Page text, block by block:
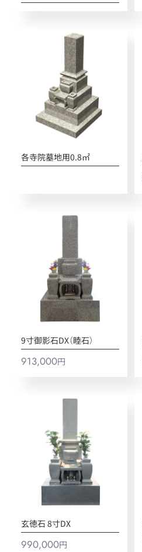
各寺院墓地用0.8㎡
9寸御影石DX（睦石）
913,000円
玄徳石 8寸DX
990,000円